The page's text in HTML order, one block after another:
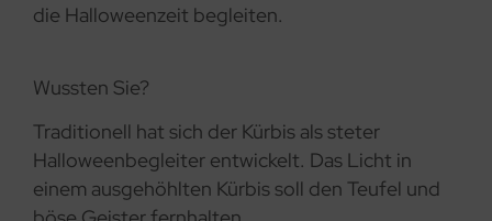
die Halloweenzeit begleiten.
Wussten Sie?
Traditionell hat sich der Kürbis als steter
Halloweenbegleiter entwickelt. Das Licht in
einem ausgehöhlten Kürbis soll den Teufel und